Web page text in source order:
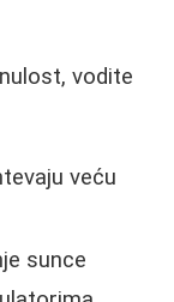
vodite
veću
sunce